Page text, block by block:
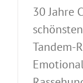
30 Jahre
Tandem-